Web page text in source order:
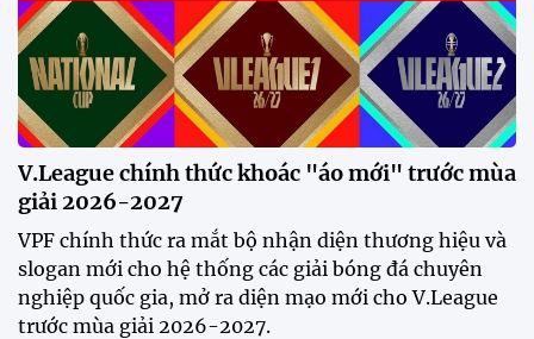
V.League chính thức khoác "áo mới" trước mùa
giải 2026-2027
VPF chính thức ra mắt bộ nhận diện thương hiệu và
slogan mới cho hệ thống các giải bóng đá chuyên
nghiệp quốc gia, mở ra diện mạo mới cho V.League
trước mùa giải 2026-2027.